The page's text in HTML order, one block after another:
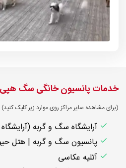
خدمات پانسیون خانگی سگ هپی
(برای مشاهده سایر مراکز روی موارد زیر کلیک کنید)
آرایشگاه سگ و گربه
پانسیون سگ و گربه | هتل
آتلیه عکاسی